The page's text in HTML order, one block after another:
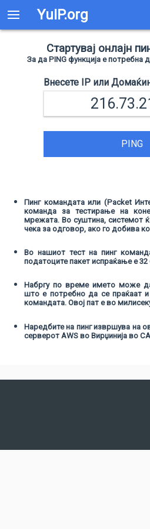
YuIP.org
Стартувај онлајн
За да PING функција е потребна
Внесете IP или
PING
Пинг командата или (Packet
команда за тестирање на
мрежата. Во суштина, системот
чека за одговор, ако го добива
Во нашиот тест на пинг
податоците пакет испраќање е 32
Набргу по време името може
што е потребно да се праќаат
командата. Овој пат е во
Наредбите на пинг извршува на
серверот AWS во Вирџинија во